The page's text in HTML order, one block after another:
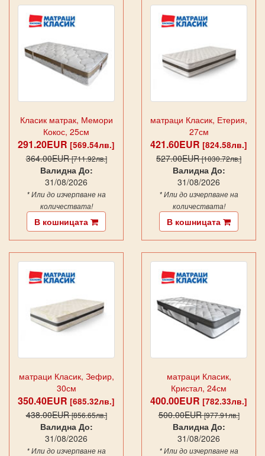
Класик матрак, Мемори
Кокос, 25см
291.20EUR [569.54лв.]
364.00EUR[711.92лв.]
Валидна До:
31/08/2026
* Или до изчерпване на
количествата!
В кошницата
матраци Класик, Етерия,
27см
421.60EUR [824.58лв.]
527.00EUR[1030.72лв.]
Валидна До:
31/08/2026
* Или до изчерпване на
количествата!
В кошницата
матраци Класик, Зефир,
30см
350.40EUR [685.32лв.]
438.00EUR[856.65лв.]
Валидна До:
31/08/2026
* Или до изчерпване на
матраци Класик,
Кристал, 24см
400.00EUR [782.33лв.]
500.00EUR[977.91лв.]
Валидна До:
31/08/2026
* Или до изчерпване на